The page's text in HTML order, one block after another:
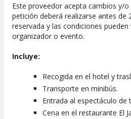
Este proveedor acepta cambios y/o
petición deberá realizarse antes de
reservada y las condiciones pueden
organizador o evento.
Incluye:
Recogida en el hotel y
Transporte en minibús.
Entrada al espectáculo de
Cena en el restaurante El